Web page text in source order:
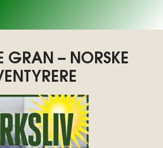
GRAN – NORSKE